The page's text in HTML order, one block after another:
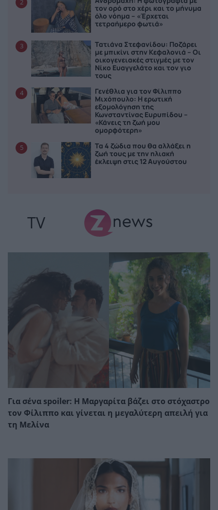
2
τον ορό στο χέρι και το μήνυμα
όλο νόημα – «Έρχεται
τετραήμερο φωτιά»
3
Τατιάνα Στεφανίδου: Ποζάρει
με μπικίνι στην Κεφαλονιά – Οι
οικογενειακές στιγμές με τον
Νίκο Ευαγγελάτο και τον γιο
τους
4
Γενέθλια για τον Φίλιππο
Μιχόπουλο: Η ερωτική
εξομολόγηση της
Κωνσταντίνας Ευρυπίδου –
«Κάνεις τη ζωή μου
ομορφότερη»
5
Τα 4 ζώδια που θα αλλάξει η
ζωή τους με την ηλιακή
έκλειψη στις 12 Αυγούστου
TV
Για σένα spoiler: Η Μαργαρίτα βάζει στο στόχαστρο
τον Φίλιππο και γίνεται η μεγαλύτερη απειλή για
τη Μελίνα